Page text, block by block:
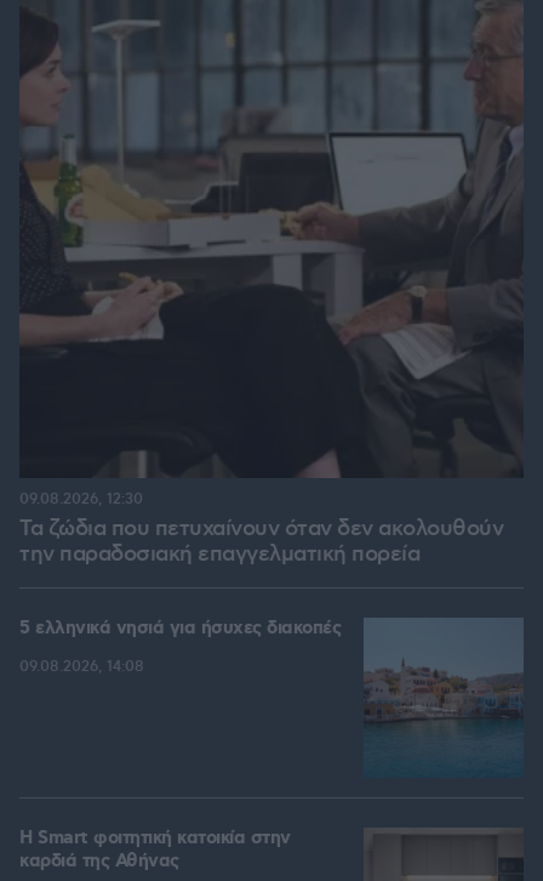
Τα ζώδια που πετυχαίνουν όταν δεν ακολουθούν
την παραδοσιακή επαγγελματική πορεία
09.08.2026, 12:30
5 ελληνικά νησιά για ήσυχες διακοπές
09.08.2026, 14:08
Η Smart φοιτητική κατοικία στην
καρδιά της Αθήνας